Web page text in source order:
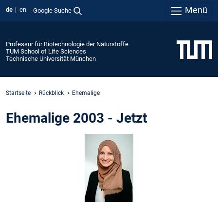
de en Google Suche Menü
Professur für Biotechnologie der Naturstoffe
TUM School of Life Sciences
Technische Universität München
Startseite Rückblick Ehemalige
Ehemalige 2003 - Jetzt